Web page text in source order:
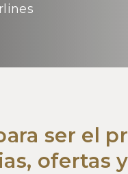
ser el
ofertas